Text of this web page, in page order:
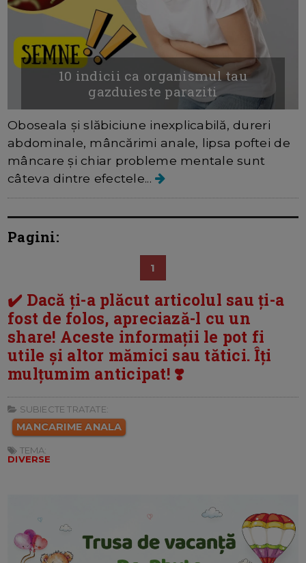
10 indicii ca organismul tau
gazduieste paraziti
Oboseala și slăbiciune inexplicabilă, dureri
abdominale, mâncărimi anale, lipsa poftei de
mâncare și chiar probleme mentale sunt
câteva dintre efectele...
Pagini:
1
✔️ Dacă ți-a plăcut articolul sau ți-a
fost de folos, apreciază-l cu un
share! Aceste informații le pot fi
utile și altor mămici sau tătici. Îți
mulțumim anticipat! ❣️
SUBIECTE TRATATE:
MANCARIME ANALA
TEMA:
DIVERSE